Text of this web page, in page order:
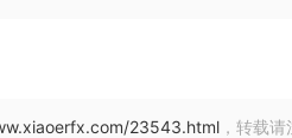
23543.html ，转载请